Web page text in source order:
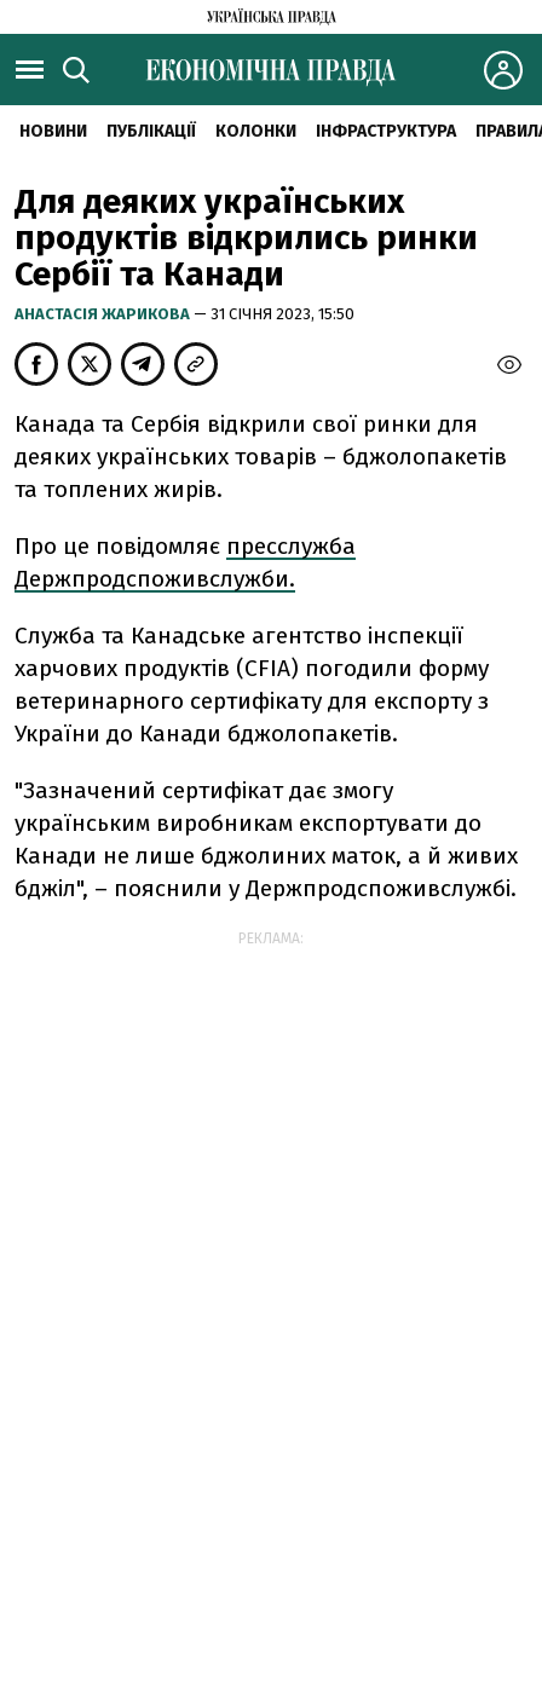
НОВИНИ ПУБЛІКАЦІЇ КОЛОНКИ ІНФРАСТРУКТУРА
Для деяких українських
продуктів відкрились ринки
Сербії та Канади
АНАСТАСІЯ ЖАРИКОВА — 31 СІЧНЯ 2023, 15:50
Канада та Сербія відкрили свої ринки для
деяких українських товарів – бджолопакетів
та топлених жирів.
Про це повідомляє пресслужба
Держпродспоживслужби.
Служба та Канадське агентство інспекції
харчових продуктів (CFIA) погодили форму
ветеринарного сертифікату для експорту з
України до Канади бджолопакетів.
"Зазначений сертифікат дає змогу
українським виробникам експортувати до
Канади не лише бджолиних маток, а й живих
бджіл", – пояснили у Держпродспоживслужбі.
РЕКЛАМА: